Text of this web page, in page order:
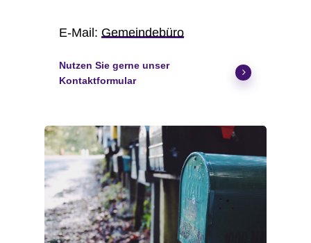
E-Mail: Gemeindebüro
Nutzen Sie gerne unser
Kontaktformular